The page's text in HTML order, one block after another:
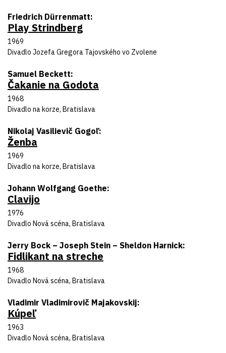
Autor predlohy
Friedrich Dürrenmatt
Názov inscenácie
Play Strindberg
Rok uvedenia
1969
Divadlo
Divadlo Jozefa Gregora Tajovského vo Zvolene
Autor predlohy
Samuel Beckett
Názov inscenácie
Čakanie na Godota
Rok uvedenia
1968
Divadlo
Divadlo na korze, Bratislava
Autor predlohy
Nikolaj Vasilievič Gogoľ
Názov inscenácie
Ženba
Rok uvedenia
1969
Divadlo
Divadlo na korze, Bratislava
Autor predlohy
Johann Wolfgang Goethe
Názov inscenácie
Clavijo
Rok uvedenia
1976
Divadlo
Divadlo Nová scéna, Bratislava
Autor predlohy
Jerry Bock – Joseph Stein – Sheldon Harnick
Názov inscenácie
Fidlikant na streche
Rok uvedenia
1968
Divadlo
Divadlo Nová scéna, Bratislava
Autor predlohy
Vladimir Vladimirovič Majakovskij
Názov inscenácie
Kúpeľ
Rok uvedenia
1963
Divadlo
Divadlo Nová scéna, Bratislava